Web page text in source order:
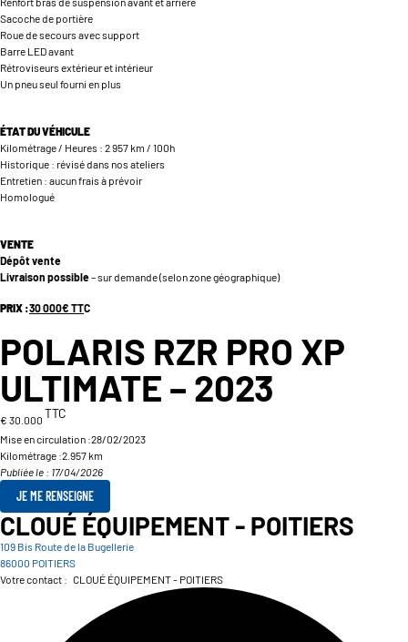
Sacoche de portière
Roue de secours avec support
Barre LED avant
Rétroviseurs extérieur et intérieur
Un pneu seul fourni en plus
ÉTAT DU VÉHICULE
Kilométrage / Heures : 2 957 km / 100h
Historique : révisé dans nos ateliers
Entretien : aucun frais à prévoir
Homologué
VENTE
Dépôt vente
Livraison possible– sur demande (selon zone géographique)
PRIX :30 000€ TTC
POLARIS RZR PRO XP
ULTIMATE – 2023
€ 30.000 TTC
Mise en circulation :28/02/2023
Kilométrage :2.957 km
Publiée le : 17/04/2026
JE ME RENSEIGNE
CLOUÉ ÉQUIPEMENT - POITIERS
109 Bis Route de la Bugellerie
86000 POITIERS
Votre contact : CLOUÉ ÉQUIPEMENT - POITIERS